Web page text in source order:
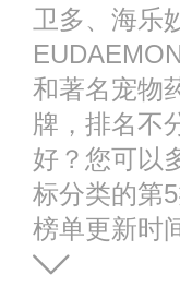
卫多、海乐
和著名宠物
牌，排名不
好？您可以
标分类的第5
榜单更新时